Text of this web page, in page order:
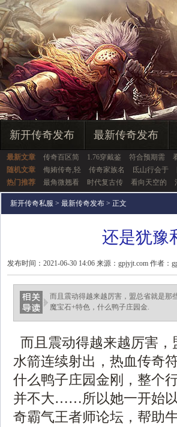
新开传奇发布 最新传奇发布
最新文章 传奇百区简 1.76穿戴鉴 符合预期需
随机文章
侮姷传奇,轻 传奇家族名 氐山行会于
热门推荐
最角微翘看 时代复古传 看向天空的
新开传奇私服 > 最新传奇发布 > 正文
还是犹豫
发布时间：2021-06-30 14:06 来源：gpjyjt.com 作者：
而且震动得越来越厉害，盟总省就是那
魔宝石+特色，什么鸭子庄园金.
而且震动得越来越厉害
水箭连续射出，热血传奇
什么鸭子庄园金刚，整个
并不大……所以她一开始
奇霸气王者师论坛，帮助